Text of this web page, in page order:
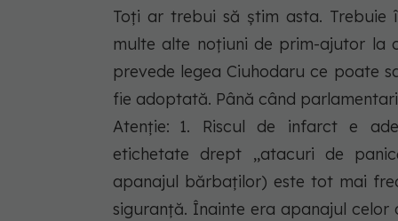
Toți ar trebui să știm asta. Trebuie
multe alte noţiuni de prim-ajutor la
prevede legea Ciuhodaru ce poate
fie adoptată. Până când
Atenție: 1. Riscul de infarct e
etichetate drept ,,atacuri de
apanajul bărbaților) este tot mai
siguranță. Înainte era apanajul